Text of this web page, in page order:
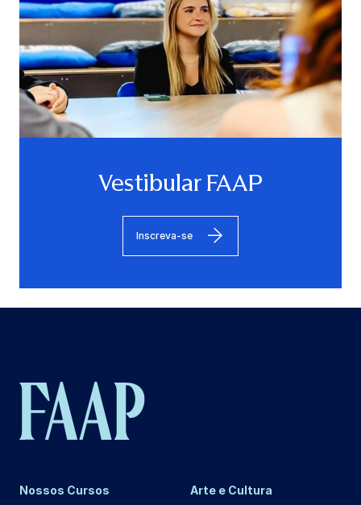
Vestibular FAAP
Inscreva-se
Nossos Cursos Arte e Cultura